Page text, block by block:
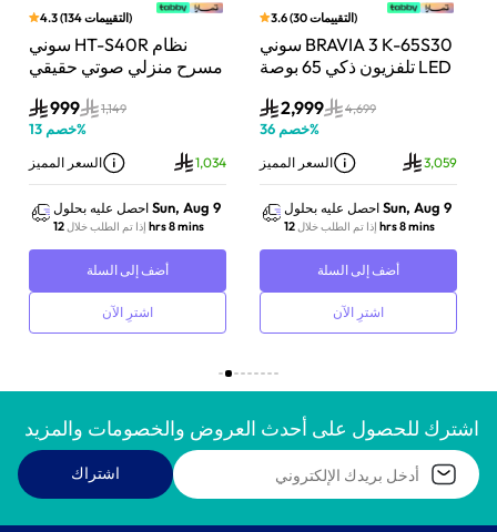
4.3(134التقييمات)
سوني HT-S40R نظام
مسرح منزلي صوتي حقيقي
أسود999 1,149
خصم 13 %
السعر المميز 1,034
احصل عليه بحلول Sun, Aug 9
إذا تم الطلب خلال 12 hrs 8 mins
أضف إلى السلة
اشترِ الآن
3.6(30التقييمات)
سوني BRAVIA 3 K-65S30
تلفزيون ذكي 65 بوصة LED
ونظام Google TV2,999 4,699
خصم 36 %
السعر المميز 3,059
احصل عليه بحلول Sun, Aug 9
إذا تم الطلب خلال 12 hrs 8 mins
أضف إلى السلة
اشترِ الآن
اشترك للحصول على أحدث العروض والخصومات والمزيد
اشتراك